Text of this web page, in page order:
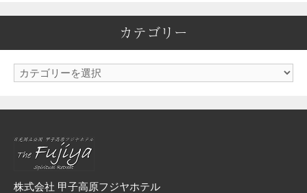
カテゴリー
カ
ー
株式会社 甲子高原フジヤホテル